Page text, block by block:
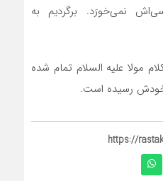
نمی‌خورَد. برگردیم به
مولا علیه السلام تمام شده
خودش رسیده است.
https://